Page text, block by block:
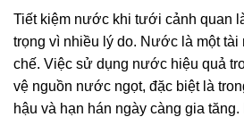
Tiết kiệm nước khi tưới cảnh quan
trọng vì nhiều lý do. Nước là một tài
chế. Việc sử dụng nước hiệu quả
vệ nguồn nước ngọt, đặc biệt là
hậu và hạn hán ngày càng gia tăng.